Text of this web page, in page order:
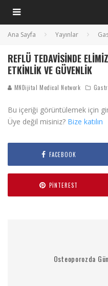
Ana Sayfa Yayınlar
REFLÜ TEDAVISINDE
ETKINLIK VE GÜVENLIK
MNDijital Medical Network
Bu içeriği görüntülemek için
Üye değil misiniz? Bize katılın
FACEBOOK
PINTEREST
Osteoporozda